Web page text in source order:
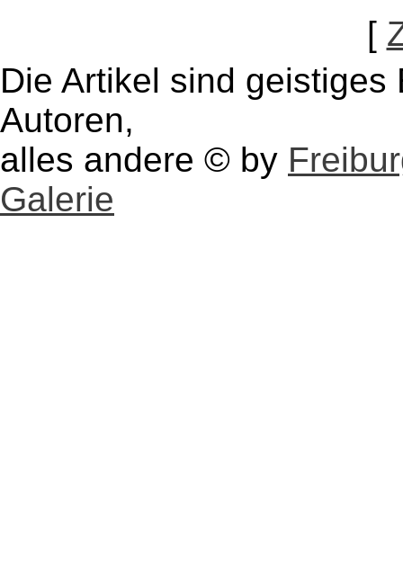
[
Die Artikel sind
Autoren,
alles andere © by
Galerie